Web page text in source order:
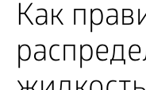
Как